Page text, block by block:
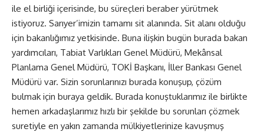
ile el birliği içerisinde, bu süreçleri beraber yürütmek
istiyoruz. Sarıyer’imizin tamamı sit alanında. Sit alanı olduğu
için bakanlığımız yetkisinde. Buna ilişkin bugün burada bakan
yardımcıları, Tabiat Varlıkları Genel Müdürü, Mekânsal
Planlama Genel Müdürü, TOKİ Başkanı, İller Bankası Genel
Müdürü var. Sizin sorunlarınızı burada konuşup, çözüm
bulmak için buraya geldik. Burada konuştuklarımız ile birlikte
hemen arkadaşlarımız hızlı bir şekilde bu sorunları çözmek
suretiyle en yakın zamanda mülkiyetlerinize kavuşmuş